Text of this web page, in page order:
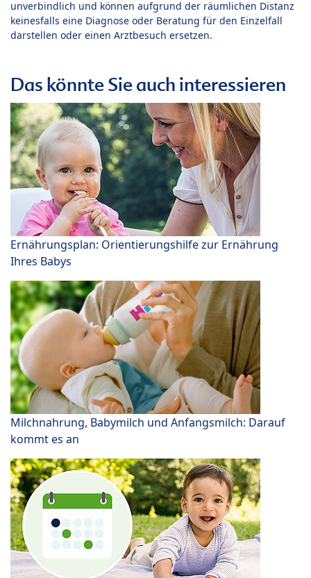
unverbindlich und können aufgrund der räumlichen Distanz
keinesfalls eine Diagnose oder Beratung für den Einzelfall
darstellen oder einen Arztbesuch ersetzen.
Das könnte Sie auch interessieren
Ernährungsplan: Orientierungshilfe zur Ernährung
Ihres Babys
Milchnahrung, Babymilch und Anfangsmilch: Darauf
kommt es an